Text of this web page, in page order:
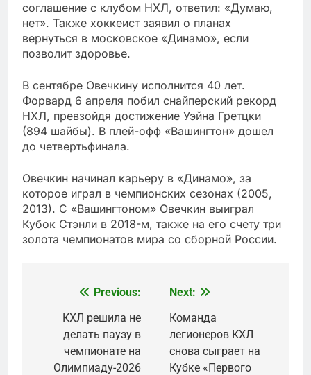
соглашение с клубом НХЛ, ответил: «Думаю,
нет». Также хоккеист заявил о планах
вернуться в московское «Динамо», если
позволит здоровье.
В сентябре Овечкину исполнится 40 лет.
Форвард 6 апреля побил снайперский рекорд
НХЛ, превзойдя достижение Уэйна Гретцки
(894 шайбы). В плей-офф «Вашингтон» дошел
до четвертьфинала.
Овечкин начинал карьеру в «Динамо», за
которое играл в чемпионских сезонах (2005,
2013). С «Вашингтоном» Овечкин выиграл
Кубок Стэнли в 2018-м, также на его счету три
золота чемпионатов мира со сборной России.
navigation
Previous:
КХЛ решила не
делать паузу в
чемпионате на
Олимпиаду-2026
Next:
Команда
легионеров КХЛ
снова сыграет на
Кубке «Первого